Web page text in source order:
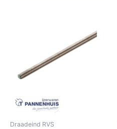
Draadeind RVS